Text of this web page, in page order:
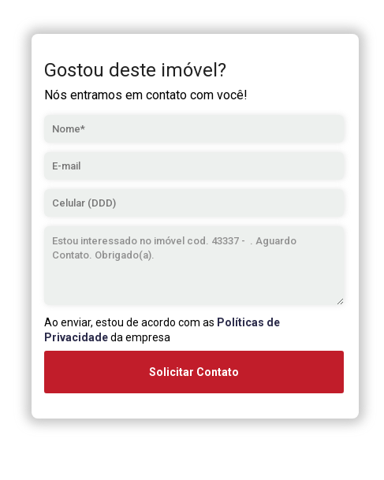
Gostou deste imóvel?
Nós entramos em contato com você!
Ao enviar, estou de acordo com as Políticas de
Privacidadeda empresa
Solicitar Contato